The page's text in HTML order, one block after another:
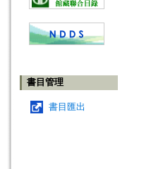
書目管理
書目匯出